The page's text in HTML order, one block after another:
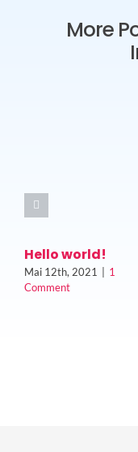
More
Hello world!
Mai 12th, 2021
1
Comment